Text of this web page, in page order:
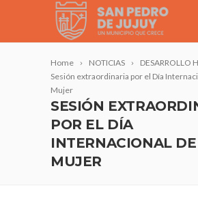
Home NOTICIAS
DESARROLLO
Sesión extraordinaria por el Día
Mujer
SESIÓN
POR EL DÍA
INTERNACIONAL
MUJER